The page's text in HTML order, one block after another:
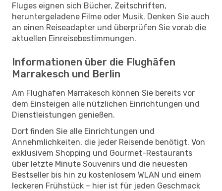
Fluges eignen sich Bücher, Zeitschriften,
heruntergeladene Filme oder Musik. Denken Sie auch
an einen Reiseadapter und überprüfen Sie vorab die
aktuellen Einreisebestimmungen.
Informationen über die Flughäfen
Marrakesch und Berlin
Am Flughafen Marrakesch können Sie bereits vor
dem Einsteigen alle nützlichen Einrichtungen und
Dienstleistungen genießen.
Dort finden Sie alle Einrichtungen und
Annehmlichkeiten, die jeder Reisende benötigt. Von
exklusivem Shopping und Gourmet-Restaurants
über letzte Minute Souvenirs und die neuesten
Bestseller bis hin zu kostenlosem WLAN und einem
leckeren Frühstück – hier ist für jeden Geschmack